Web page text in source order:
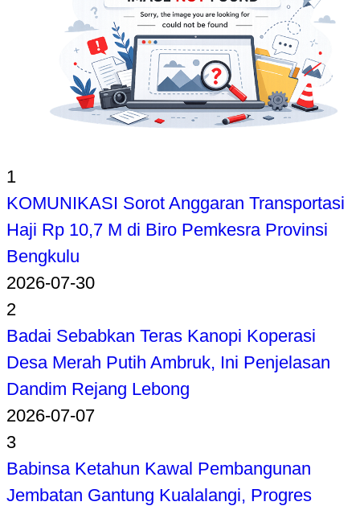
1
KOMUNIKASI Sorot Anggaran Transportasi
Haji Rp 10,7 M di Biro Pemkesra Provinsi
Bengkulu
2026-07-30
2
Badai Sebabkan Teras Kanopi Koperasi
Desa Merah Putih Ambruk, Ini Penjelasan
Dandim Rejang Lebong
2026-07-07
3
Babinsa Ketahun Kawal Pembangunan
Jembatan Gantung Kualalangi, Progres